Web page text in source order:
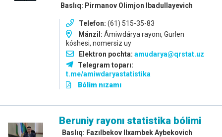
Baslıq: Pirmanov Olimjon Ibadullayevich
Telefon: (61) 515-35-83
Mánzil: Ámiwdárya rayonı, Gurlen
kóshesi, nomersiz uy
Elektron pochta: amudarya@qrstat.uz
Telegram toparı:
t.me/amiwdaryastatistika
Bólim nızamı
Beruniy rayonı statistika bólimi
Baslıq: Fazılbekov Ilxambek Aybekovich